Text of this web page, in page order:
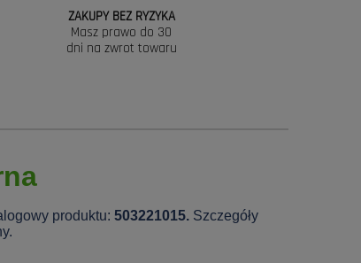
ZAKUPY BEZ RYZYKA
Masz prawo do 30
dni na zwrot towaru
produktu: 503221015. Szczegóły